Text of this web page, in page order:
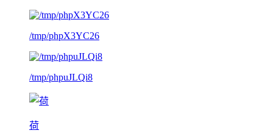
/tmp/phpX3YC26
/tmp/phpuJLQi8
荷